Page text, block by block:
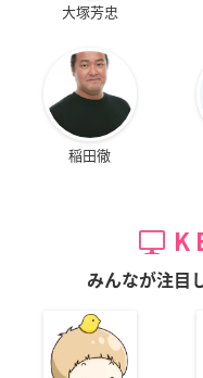
大塚芳忠
稲田徹
みんなが注目